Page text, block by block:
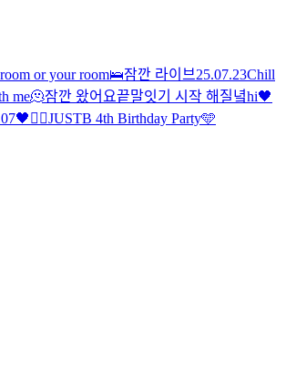
or your room🛌잠깐 라이브25.07.23Chill
me🫠잠깐 왔어요끝말잇기 시작 해질녘hi🖤
🖤 ✌🏻JUSTB 4th Birthday Party🩵